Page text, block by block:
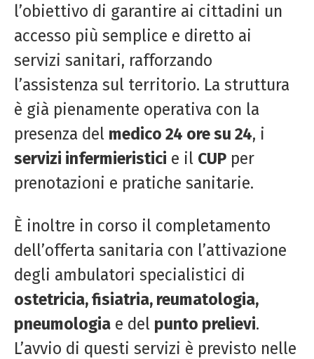
l’obiettivo di garantire ai cittadini un
accesso più semplice e diretto ai
servizi sanitari, rafforzando
l’assistenza sul territorio. La struttura
è già pienamente operativa con la
presenza del medico 24 ore su 24, i
servizi infermieristici e il CUP per
prenotazioni e pratiche sanitarie.
È inoltre in corso il completamento
dell’offerta sanitaria con l’attivazione
degli ambulatori specialistici di
ostetricia, fisiatria, reumatologia,
pneumologia e del punto prelievi.
L’avvio di questi servizi è previsto nelle